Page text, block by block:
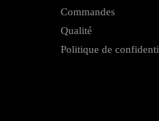
Commandes
Qualité
Politique de